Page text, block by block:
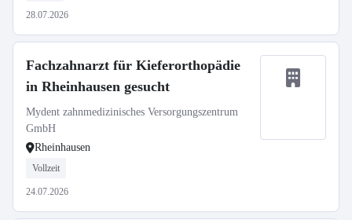
28.07.2026
Fachzahnarzt für Kieferorthopädie
in Rheinhausen gesucht
Mydent zahnmedizinisches Versorgungszentrum
GmbH
Rheinhausen
Vollzeit
24.07.2026